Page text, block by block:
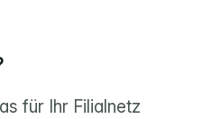
für Ihr Filialnetz